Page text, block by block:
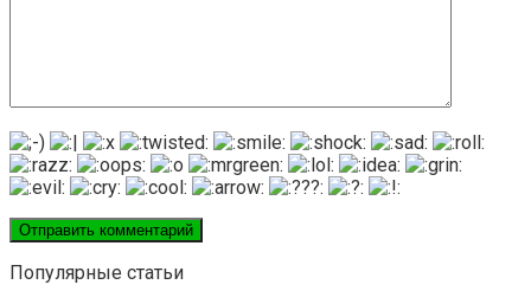
Популярные статьи